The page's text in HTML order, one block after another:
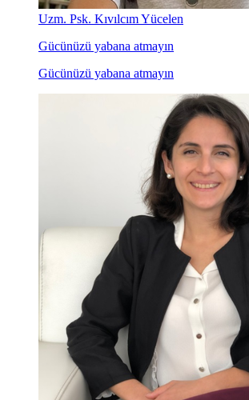
Uzm. Psk. Kıvılcım Yücelen
Gücünüzü yabana atmayın
Gücünüzü yabana atmayın